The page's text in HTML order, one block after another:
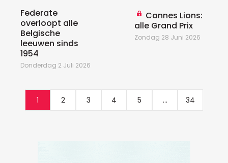
Federate
overloopt alle
Belgische
leeuwen sinds
1954
Donderdag 2 Juli 2026
Cannes Lions:
alle Grand Prix
Zondag 28 Juni 2026
1 2 3 4 5 ... 34